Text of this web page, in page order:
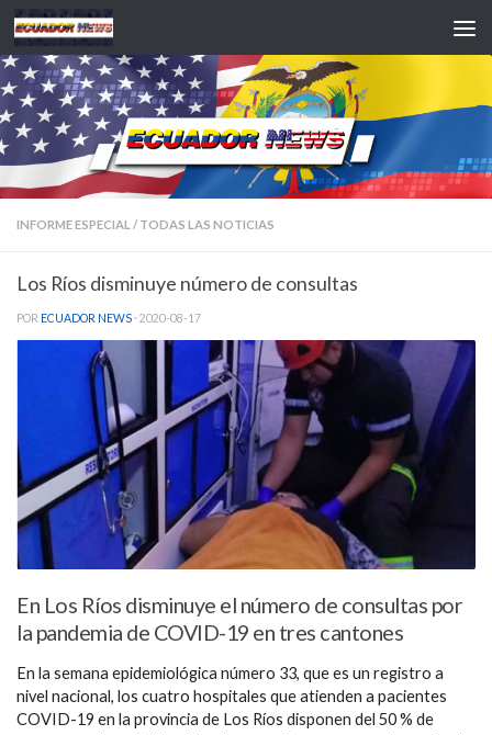
Saltar al contenido
INFORME ESPECIAL / TODAS LAS NOTICIAS
Los Ríos disminuye número de consultas
POR ECUADOR NEWS · 2020-08-17
En Los Ríos disminuye el número de consultas por
la pandemia de COVID-19 en tres cantones
En la semana epidemiológica número 33, que es un registro a
nivel nacional, los cuatro hospitales que atienden a pacientes
COVID-19 en la provincia de Los Ríos disponen del 50 % de